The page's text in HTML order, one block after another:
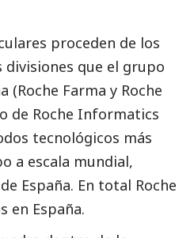
proceden de los
divisiones que el grupo
(Roche Farma y Roche
de Roche Informatics
tecnológicos más
a escala mundial,
España. En total Roche
en España.